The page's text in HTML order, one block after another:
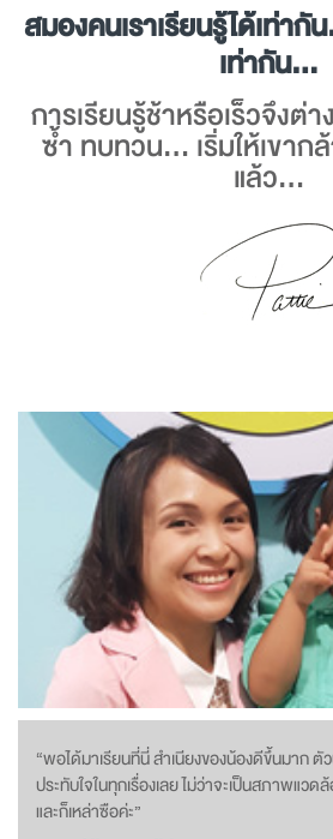
สมองคนเราเรียนรู้ได้เท่ากั
เท่ากัน...
การเรียนรู้ช้าหรือเร็วจึงต่
ซ้ำ ทบทวน... เริ่มให้เขาก
แล้ว...
“พอได้มาเรียนที่นี่ สำเนียงของน้องดีขึ้นมาก ตั
ประทับใจในทุกเรื่องเลย ไม่ว่าจะเป็นสภาพแว
และก็เหล่าซือค่ะ”